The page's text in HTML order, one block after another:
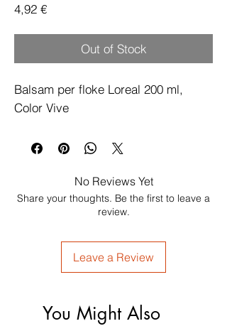
4,92 €Price
Out of Stock
Balsam per floke Loreal 200 ml,
Color Vive
No Reviews Yet
Share your thoughts. Be the first to leave a
review.
Leave a Review
You Might Also